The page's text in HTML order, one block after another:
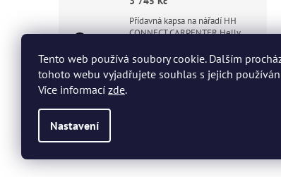
Tento web používá soubory cookie. Dalším
tohoto webu vyjadřujete souhlas s jejich
Více informací zde.
Nastavení
Přídavná kapsa na nářadí HH
CONNECT CARPENTER Helly
780 Kč
Polobotka KENSINGTON MXR